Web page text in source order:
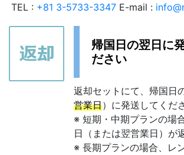
TEL : +81 3-5733-3347 E-mail :
帰国日の翌日に
ださい
返却セットにて、帰国日
営業日）に発送してくだ
※ 短期・中期プランの場
日（または翌営業日）が
※ 長期プランの場合、レ